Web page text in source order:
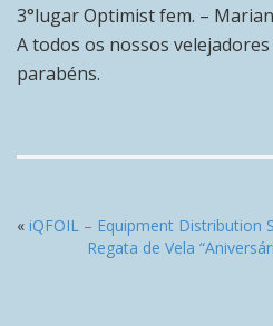
3°lugar Optimist fem. –
A todos os nossos
parabéns.
« iQFOIL – Equipment Distribution
Regata de Vela